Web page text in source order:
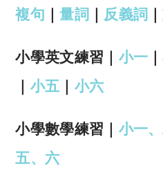
複句 ｜量詞 ｜ 反義詞 ｜
小學英文練習｜ 小一 ｜
｜ 小五 ｜ 小六
小學數學練習｜ 小一
五、六